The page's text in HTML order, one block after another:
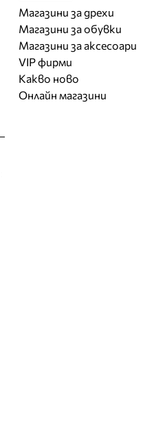
Магазини за дрехи
Магазини за обувки
Магазини за aксесоари
VIP фирми
Какво ново
Онлайн магазини